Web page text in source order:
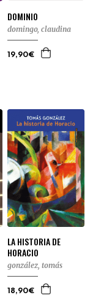
DOMINIO
domingo, claudina
19,90€
LA HISTORIA DE
HORACIO
gonzález, tomás
18,90€